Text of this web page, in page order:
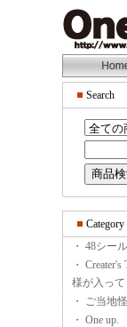
Search
Category
・ 48シール
・
様が入っ
・ ご当地
・ One up.